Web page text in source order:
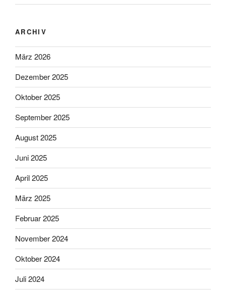
ARCHIV
März 2026
Dezember 2025
Oktober 2025
September 2025
August 2025
Juni 2025
April 2025
März 2025
Februar 2025
November 2024
Oktober 2024
Juli 2024